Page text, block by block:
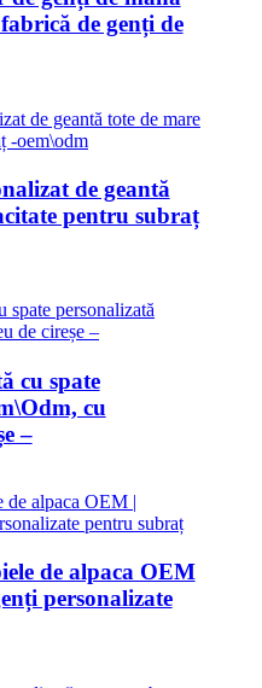
de genți de
de geantă
pentru subraț
cu spate
cu
–
de alpaca OEM
personalizate